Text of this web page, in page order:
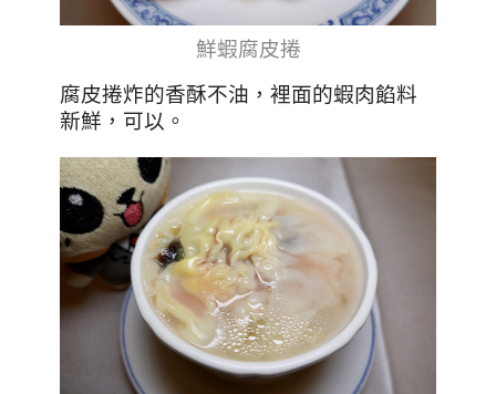
鮮蝦腐皮捲
腐皮捲炸的香酥不油，裡面的蝦肉餡料
新鮮，可以 。